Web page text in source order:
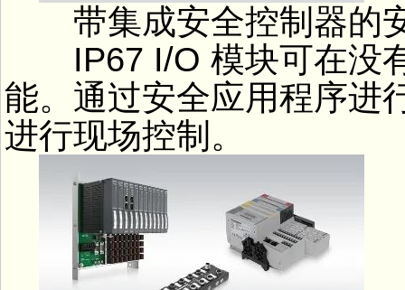
带集成安全控制器的
IP67 I/O 模块可在没有
能。通过安全应用程序进
进行现场控制。